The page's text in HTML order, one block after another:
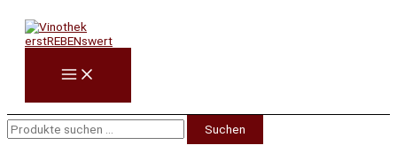
Inhalt
springen
nach:
Suchen